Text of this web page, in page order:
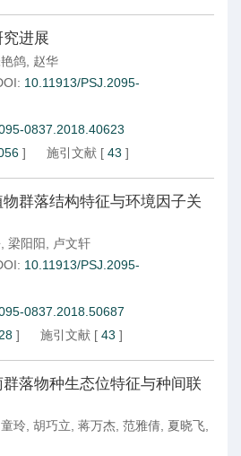
进展
鸽 赵华
10.11913/PSJ.2095-
0837.2018.40623
] 施引文献 [ 43 ]
群落结构特征与环境因子关
梁阳阳
卢文轩
10.11913/PSJ.2095-
0837.2018.50687
] 施引文献 [ 43 ]
落物种生态位特征与种间联
童玲 胡巧立 蒋万杰 范雅倩 夏晓飞